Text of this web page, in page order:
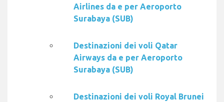
Airlines da e per Aeroporto
Surabaya (SUB)
Destinazioni dei voli Qatar
Airways da e per Aeroporto
Surabaya (SUB)
Destinazioni dei voli Royal Brunei